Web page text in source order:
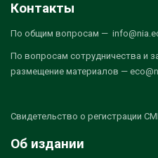
Контакты
По общим вопросам —
По вопросам сотрудничества и
размещение материалов —
Свидетельство о регистрации
Об издании